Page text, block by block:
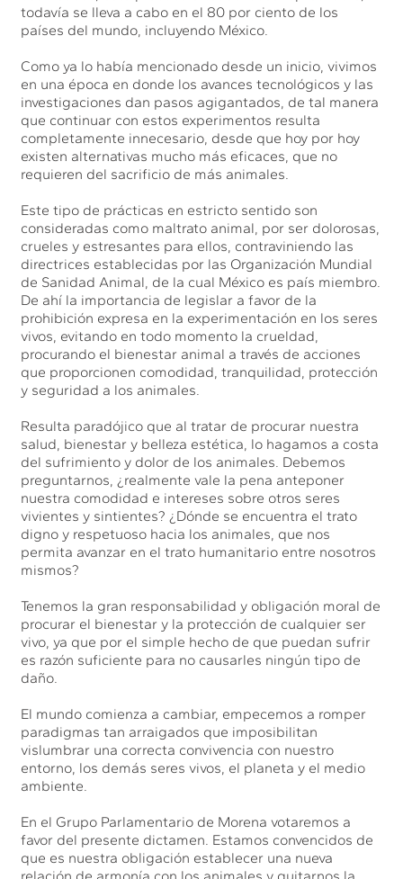
todavía se lleva a cabo en el 80 por ciento de los
países del mundo, incluyendo México.
Como ya lo había mencionado desde un inicio, vivimos
en una época en donde los avances tecnológicos y las
investigaciones dan pasos agigantados, de tal manera
que continuar con estos experimentos resulta
completamente innecesario, desde que hoy por hoy
existen alternativas mucho más eficaces, que no
requieren del sacrificio de más animales.
Este tipo de prácticas en estricto sentido son
consideradas como maltrato animal, por ser dolorosas,
crueles y estresantes para ellos, contraviniendo las
directrices establecidas por las Organización Mundial
de Sanidad Animal, de la cual México es país miembro.
De ahí la importancia de legislar a favor de la
prohibición expresa en la experimentación en los seres
vivos, evitando en todo momento la crueldad,
procurando el bienestar animal a través de acciones
que proporcionen comodidad, tranquilidad, protección
y seguridad a los animales.
Resulta paradójico que al tratar de procurar nuestra
salud, bienestar y belleza estética, lo hagamos a costa
del sufrimiento y dolor de los animales. Debemos
preguntarnos, ¿realmente vale la pena anteponer
nuestra comodidad e intereses sobre otros seres
vivientes y sintientes? ¿Dónde se encuentra el trato
digno y respetuoso hacia los animales, que nos
permita avanzar en el trato humanitario entre nosotros
mismos?
Tenemos la gran responsabilidad y obligación moral de
procurar el bienestar y la protección de cualquier ser
vivo, ya que por el simple hecho de que puedan sufrir
es razón suficiente para no causarles ningún tipo de
daño.
El mundo comienza a cambiar, empecemos a romper
paradigmas tan arraigados que imposibilitan
vislumbrar una correcta convivencia con nuestro
entorno, los demás seres vivos, el planeta y el medio
ambiente.
En el Grupo Parlamentario de Morena votaremos a
favor del presente dictamen. Estamos convencidos de
que es nuestra obligación establecer una nueva